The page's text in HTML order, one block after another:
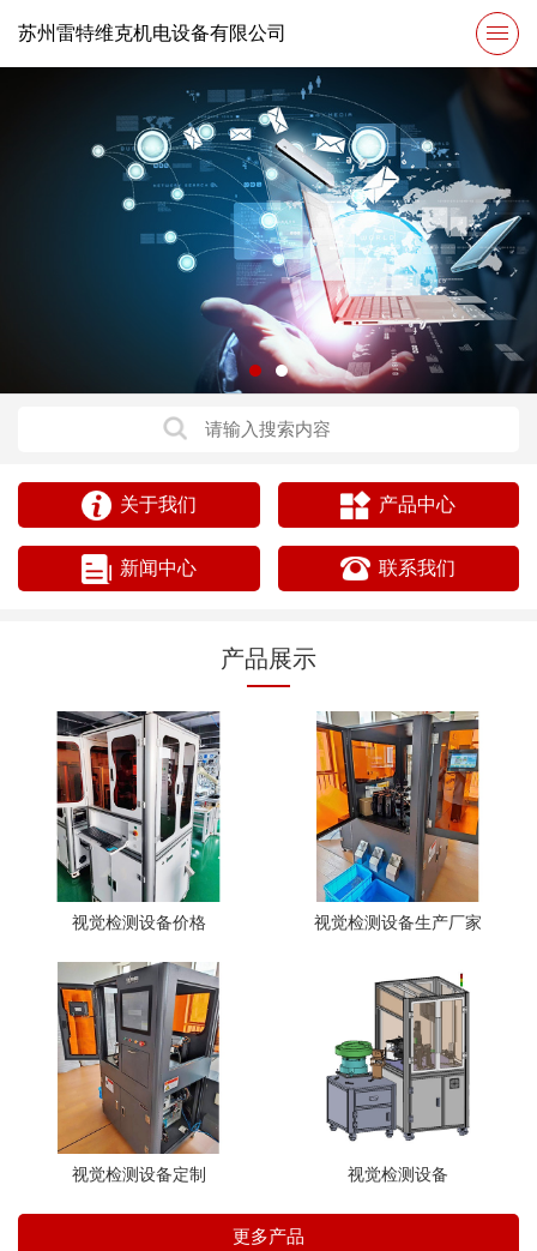
苏州雷特维克机电设备有限公司
关于我们 产品中心
新闻中心 联系我们
产品展示
视觉检测设备价格 视觉检测设备生产厂家
视觉检测设备定制 视觉检测设备
更多产品